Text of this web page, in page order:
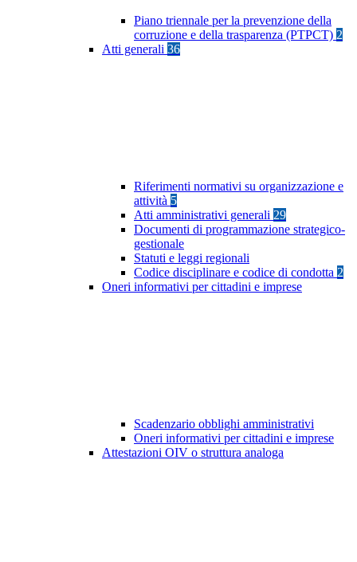
Piano triennale per la prevenzione della
corruzione e della trasparenza (PTPCT) 2
Atti generali 36
Riferimenti normativi su organizzazione e
attività 5
Atti amministrativi generali 29
Documenti di programmazione strategico-
gestionale
Statuti e leggi regionali
Codice disciplinare e codice di condotta 2
Oneri informativi per cittadini e imprese
Scadenzario obblighi amministrativi
Oneri informativi per cittadini e imprese
Attestazioni OIV o struttura analoga